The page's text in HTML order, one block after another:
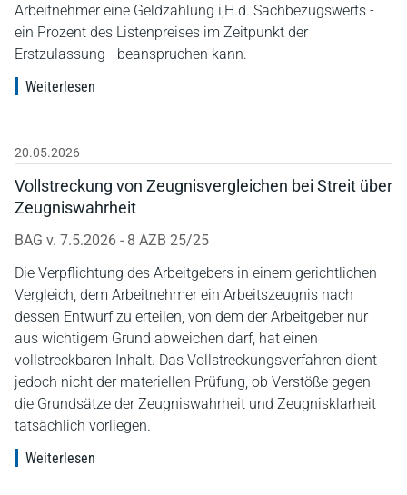
Arbeitnehmer eine Geldzahlung i,H.d. Sachbezugswerts -
ein Prozent des Listenpreises im Zeitpunkt der
Erstzulassung - beanspruchen kann.
Weiterlesen
20.05.2026
Vollstreckung von Zeugnisvergleichen bei Streit über
Zeugniswahrheit
BAG v. 7.5.2026 - 8 AZB 25/25
Die Verpflichtung des Arbeitgebers in einem gerichtlichen
Vergleich, dem Arbeitnehmer ein Arbeitszeugnis nach
dessen Entwurf zu erteilen, von dem der Arbeitgeber nur
aus wichtigem Grund abweichen darf, hat einen
vollstreckbaren Inhalt. Das Vollstreckungsverfahren dient
jedoch nicht der materiellen Prüfung, ob Verstöße gegen
die Grundsätze der Zeugniswahrheit und Zeugnisklarheit
tatsächlich vorliegen.
Weiterlesen